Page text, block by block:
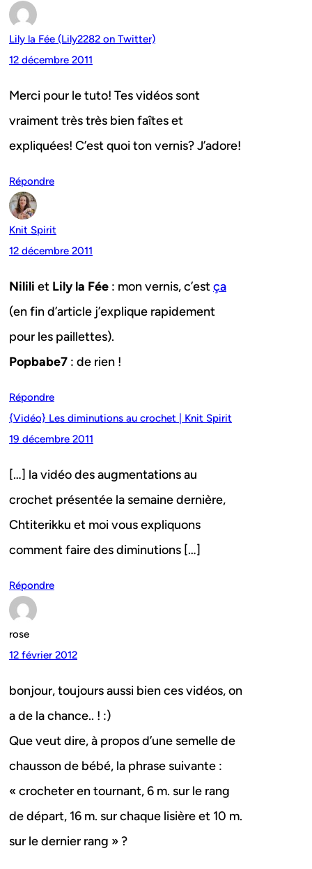
Lily la Fée (Lily2282 on Twitter)
12 décembre 2011
Merci pour le tuto! Tes vidéos sont
vraiment très très bien faîtes et
expliquées! C’est quoi ton vernis? J’adore!
Répondre
Knit Spirit
12 décembre 2011
Nilili et Lily la Fée : mon vernis, c’estça
(en fin d’article j’explique rapidement
pour les paillettes).
Popbabe7 : de rien !
Répondre
{Vidéo} Les diminutions au crochet | Knit Spirit
19 décembre 2011
[…] la vidéo des augmentations au
crochet présentée la semaine dernière,
Chtiterikku et moi vous expliquons
comment faire des diminutions […]
Répondre
rose
12 février 2012
bonjour, toujours aussi bien ces vidéos, on
a de la chance.. ! :)
Que veut dire, à propos d’une semelle de
chausson de bébé, la phrase suivante :
« crocheter en tournant, 6 m. sur le rang
de départ, 16 m. sur chaque lisière et 10 m.
sur le dernier rang » ?